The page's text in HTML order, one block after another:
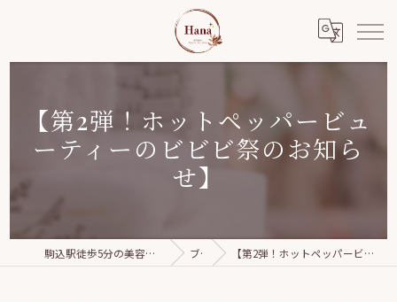
【第2弾！ホットペッパービュ
ーティーのビビビ祭のお知ら
せ】
駒込駅徒歩5分の美容整体｜Relaxation salon Hana ブログ 【第2弾！ホットペッパービューティーのビビビ祭のお知らせ】